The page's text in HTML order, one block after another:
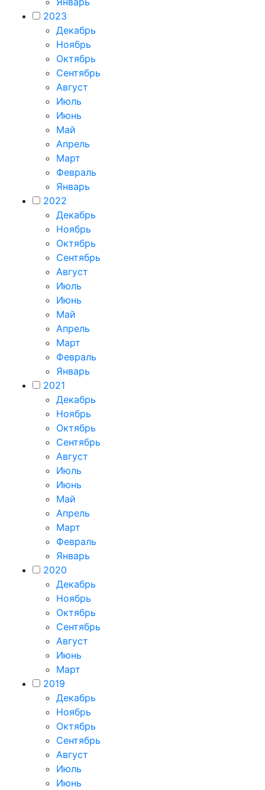
2023
Декабрь
Ноябрь
Октябрь
Сентябрь
Август
Июль
Июнь
Май
Апрель
Март
Февраль
Январь
2022
Декабрь
Ноябрь
Октябрь
Сентябрь
Август
Июль
Июнь
Май
Апрель
Март
Февраль
Январь
2021
Декабрь
Ноябрь
Октябрь
Сентябрь
Август
Июль
Июнь
Май
Апрель
Март
Февраль
Январь
2020
Декабрь
Ноябрь
Октябрь
Сентябрь
Август
Июнь
Март
2019
Декабрь
Ноябрь
Октябрь
Сентябрь
Август
Июль
Июнь